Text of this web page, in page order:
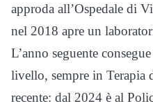
approda all’Ospedale di
nel 2018 apre un
L’anno seguente
livello, sempre in Terapia
recente: dal 2024 è al